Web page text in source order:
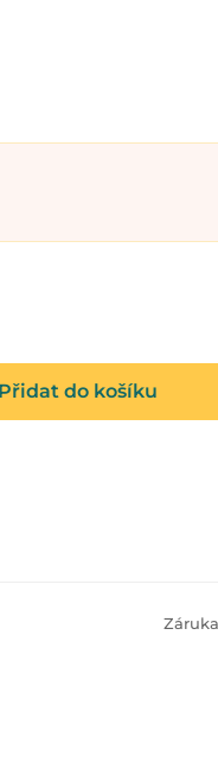
Přidat do košíku